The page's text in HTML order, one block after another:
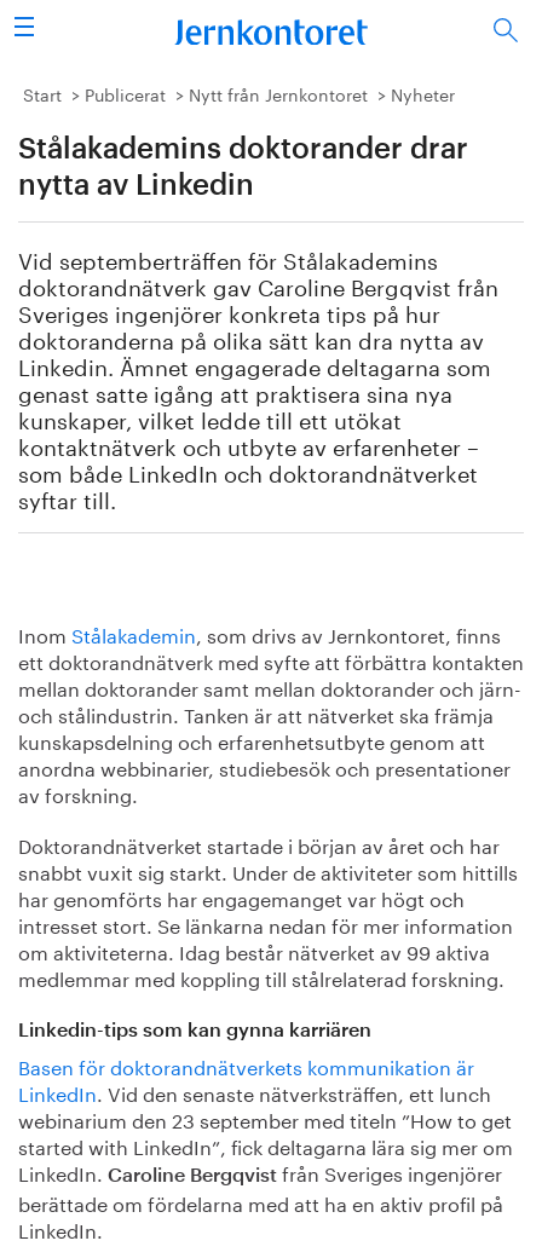
Sök
Stålindustrin
Vision 2050
Energi/miljö
Vi tycker
Publicerat
Bildbank
Om oss
Start Publicerat Nytt från Jernkontoret Nyheter
Stålakademins doktorander drar
nytta av Linkedin
Vid septemberträffen för Stålakademins
doktorandnätverk gav Caroline Bergqvist från
Sveriges ingenjörer konkreta tips på hur
doktoranderna på olika sätt kan dra nytta av
Linkedin. Ämnet engagerade deltagarna som
genast satte igång att praktisera sina nya
kunskaper, vilket ledde till ett utökat
kontaktnätverk och utbyte av erfarenheter –
som både LinkedIn och doktorandnätverket
syftar till.
Inom Stålakademin, som drivs av Jernkontoret, finns
ett doktorandnätverk med syfte att förbättra kontakten
mellan doktorander samt mellan doktorander och järn-
och stålindustrin. Tanken är att nätverket ska främja
kunskapsdelning och erfarenhetsutbyte genom att
anordna webbinarier, studiebesök och presentationer
av forskning.
Doktorandnätverket startade i början av året och har
snabbt vuxit sig starkt. Under de aktiviteter som hittills
har genomförts har engagemanget var högt och
intresset stort. Se länkarna nedan för mer information
om aktiviteterna. Idag består nätverket av 99 aktiva
medlemmar med koppling till stålrelaterad forskning.
Linkedin-tips som kan gynna karriären
Basen för doktorandnätverkets kommunikation är
LinkedIn. Vid den senaste nätverksträffen, ett lunch
webinarium den 23 september med titeln ”How to get
started with LinkedIn”, fick deltagarna lära sig mer om
LinkedIn. Caroline Bergqvist från Sveriges ingenjörer
berättade om fördelarna med att ha en aktiv profil på
LinkedIn.